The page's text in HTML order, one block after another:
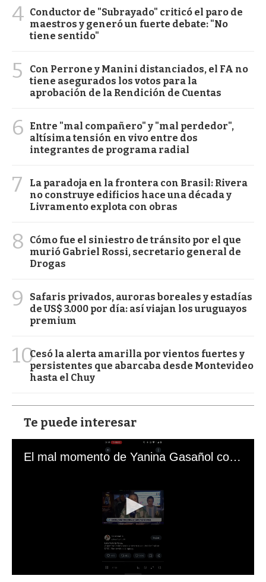
4 Conductor de "Subrayado" criticó el paro de
maestros y generó un fuerte debate: "No
tiene sentido"
5
Con Perrone y Manini distanciados, el FA no
tiene asegurados los votos para la
aprobación de la Rendición de Cuentas
6
Entre "mal compañero" y "mal perdedor",
altísima tensión en vivo entre dos
integrantes de programa radial
7
La paradoja en la frontera con Brasil: Rivera
no construye edificios hace una década y
Livramento explota con obras
8
Cómo fue el siniestro de tránsito por el que
murió Gabriel Rossi, secretario general de
Drogas
9
Safaris privados, auroras boreales y estadías
de US$ 3.000 por día: así viajan los uruguayos
premium
10Cesó la alerta amarilla por vientos fuertes y
persistentes que abarcaba desde Montevideo
hasta el Chuy
Te puede interesar
El mal momento de Yanina Gasañol con un hincha argentino en "Subrayado"